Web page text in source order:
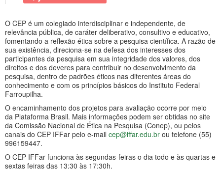
O CEP é um colegiado interdisciplinar e independente, de
relevância pública, de caráter deliberativo, consultivo e educativo,
fomentando a reflexão ética sobre a pesquisa científica. A razão de
sua existência, direciona-se na defesa dos interesses dos
participantes da pesquisa em sua integridade dos valores, dos
direitos e dos deveres para contribuir no desenvolvimento da
pesquisa, dentro de padrões éticos nas diferentes áreas do
conhecimento e com os princípios básicos do Instituto Federal
Farroupilha.
O encaminhamento dos projetos para avaliação ocorre por meio
da Plataforma Brasil. Mais informações podem ser obtidas no site
da Comissão Nacional de Ética na Pesquisa (Conep), ou pelos
canais do CEP IFFar pelo e-mail cep@iffar.edu.br ou telefone (55)
996159447.
O CEP IFFar funciona às segundas-feiras o dia todo e às quartas e
sextas feiras das 13:30 às 17:30h.